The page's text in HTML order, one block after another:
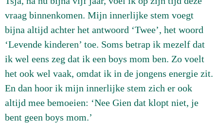
vraag binnenkomen. Mijn innerlijke stem voegt
bijna altijd achter het antwoord ‘Twee’, het woord
‘Levende kinderen’ toe. Soms betrap ik mezelf dat
ik wel eens zeg dat ik een boys mom ben. Zo voelt
het ook wel vaak, omdat ik in de jongens energie zit.
En dan hoor ik mijn innerlijke stem zich er ook
altijd mee bemoeien: ‘Nee Gien dat klopt niet, je
bent geen boys mom.’